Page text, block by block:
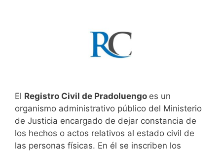
El Registro Civil de Pradoluengo es un
organismo administrativo público del Ministerio
de Justicia encargado de dejar constancia de
los hechos o actos relativos al estado civil de
las personas físicas. En él se inscriben los